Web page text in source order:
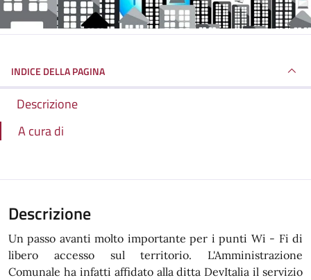
INDICE DELLA PAGINA
Descrizione
A cura di
Descrizione
Un passo avanti molto importante per i punti Wi - Fi di
libero accesso sul territorio. L'Amministrazione
Comunale ha infatti affidato alla ditta DevItalia il servizio